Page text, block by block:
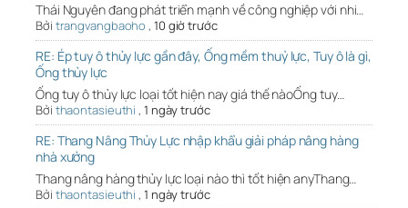
Thái Nguyên đang phát triển mạnh về công nghiệp với nhi…
Bởi trangvangbaoho , 10 giờ trước
RE: Ép tuy ô thủy lực gần đây, Ống mềm thuỷ lực, Tuy ô là gì,
Ống thủy lực
Ống tuy ô thủy lực loại tốt hiện nay giá thế nàoỐng tuy…
Bởi thaontasieuthi , 1 ngày trước
RE: Thang Nâng Thủy Lực nhập khẩu giải pháp nâng hàng
nhà xưởng
Thang nâng hàng thủy lực loại nào thì tốt hiện anyThang…
Bởi thaontasieuthi , 1 ngày trước